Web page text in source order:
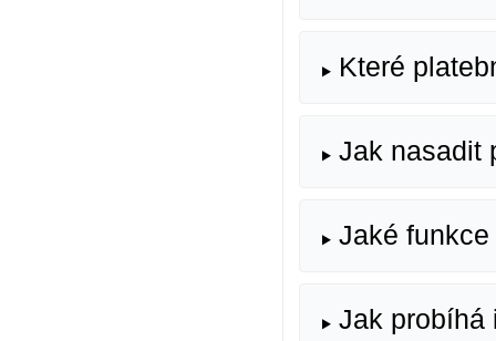
Které
Jak nasadit
Jaké
Jak probíhá